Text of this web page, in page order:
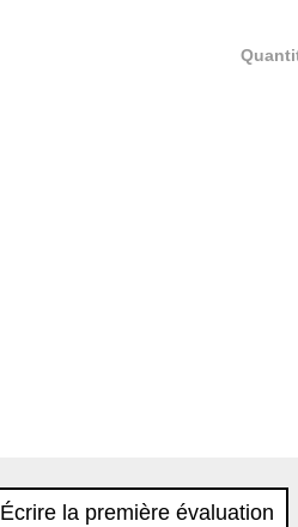
Écrire la première évaluation